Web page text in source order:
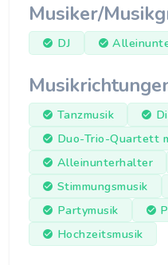
Musiker/
DJ
Tanzmusik
Duo-Trio-Quartett
Alleinunterhalter
Stimmungsmusik
Partymusik
Hochzeitsmusik